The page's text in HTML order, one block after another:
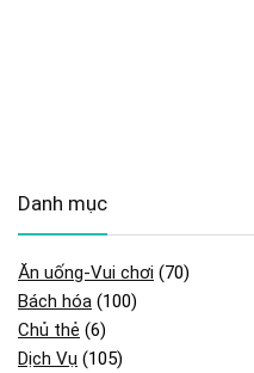
Danh mục
Ăn uống-Vui chơi (70)
Bách hóa (100)
Chủ thẻ (6)
Dịch Vụ (105)